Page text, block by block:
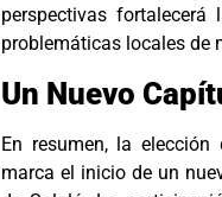
perspectivas
problemáticas locales de
Un Nuevo
En resumen, la
marca el inicio de un